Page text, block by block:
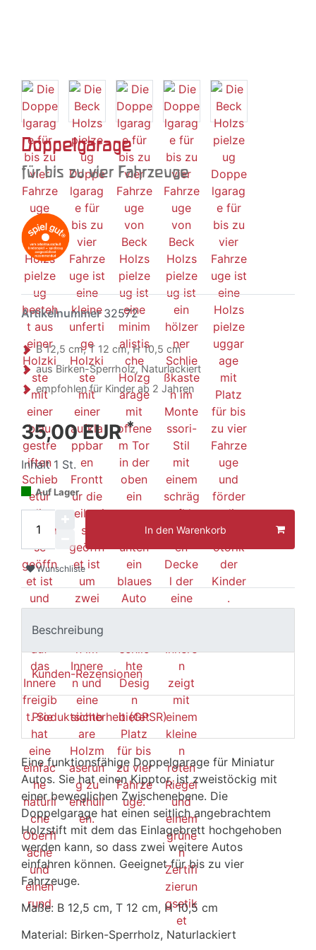
Doppelgarage
für bis zu vier Fahrzeuge
Artikelnummer32572
B 12,5 cm, T 12 cm, H 10,5 cm
aus Birken-Sperrholz, Naturlackiert
empfohlen für Kinder ab 2 Jahren
35,00 EUR*
Inhalt 1 St.
Auf Lager
In den Warenkorb
Wunschliste
Beschreibung
Kunden-Rezensionen
Produktsicherheit (GPSR)
Eine funktionsfähige Doppelgarage für Miniatur
Autos. Sie hat einen Kipptor, ist zweistöckig mit
einer beweglichen Zwischenebene. Die
Doppelgarage hat einen seitlich angebrachtem
Holzstift mit dem das Einlagebrett hochgehoben
werden kann, so dass zwei weitere Autos
einfahren können. Geeignet für bis zu vier
Fahrzeuge.
Maße: B 12,5 cm, T 12 cm, H 10,5 cm
Material: Birken-Sperrholz, Naturlackiert